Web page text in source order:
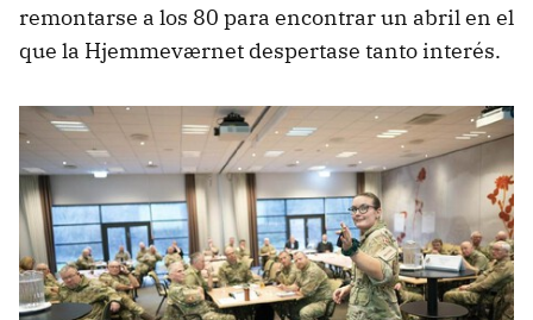
remontarse a los 80 para encontrar un abril en el
que la Hjemmeværnet despertase tanto interés.